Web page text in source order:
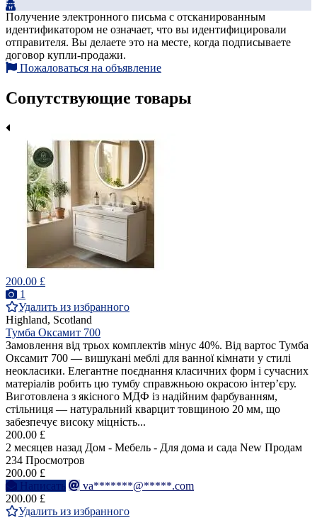
Получение электронного письма с отсканированным
идентификатором не означает, что вы идентифицировали
отправителя. Вы делаете это на месте, когда подписываете
договор купли-продажи.
Пожаловаться на объявление
Сопутствующие товары
200.00 £
1
Удалить из избранного
Highland, Scotland
Тумба Оксамит 700
Замовлення від трьох комплектів мінус 40%. Від вартос Тумба
Оксамит 700 — вишукані меблі для ванної кімнати у стилі
неокласики. Елегантне поєднання класичних форм і сучасних
матеріалів робить цю тумбу справжньою окрасою інтер’єру.
Виготовлена з якісного МДФ із надійним фарбуванням,
стільниця — натуральний кварцит товщиною 20 мм, що
забезпечує високу міцність...
200.00 £
2 месяцев назад Дом - Мебель - Для дома и сада New Продам
234 Просмотров
200.00 £
Написать
va*******@*****.com
200.00 £
Удалить из избранного